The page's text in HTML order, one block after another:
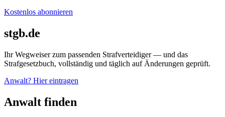
Kostenlos abonnieren
stgb.de
Ihr Wegweiser zum passenden Strafverteidiger — und das
Strafgesetzbuch, vollständig und täglich auf Änderungen geprüft.
Anwalt? Hier eintragen
Anwalt finden